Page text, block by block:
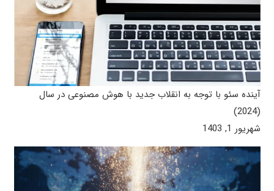
آینده سئو با توجه به انقلاب جدید با هوش مصنوعی در سال
(2024)
شهریور 1, 1403